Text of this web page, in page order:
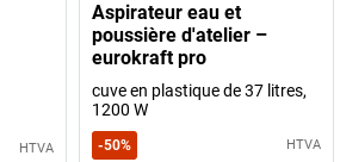
HTVA
Aspirateur eau et
poussière d'atelier –
eurokraft pro
cuve en plastique de 37 litres,
1200 W
-50% HTVA